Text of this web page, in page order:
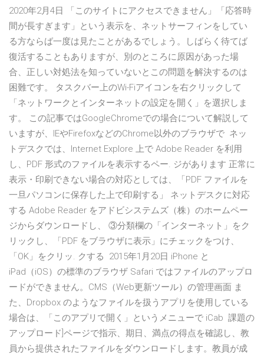
2020年2月4日 「このサイトにアクセスできません」「応答時
間が長すぎます」という表示を、ネットサーフィンをしてい
る方ならば一度は見たことがあるでしょう。しばらく待てば
復活することもありますが、別のところに原因があった場
合、正しい対処法を知っていないとこの問題を解決するのは
困難です。 タスクバー上のWi-Fiアイコンを右クリックして
「ネットワークとインターネットの設定を開く」を選択しま
す。 この記事ではGoogleChromeでの場合について解説して
いますが、IEやFirefoxなどのChrome以外のブラウザで ネッ
トデスクでは、Internet Explore 上で Adobe Reader を利用
し、PDF 形式のファイルを表示するペー. ジがあります 正常に
表示・印刷できない場合の対応としては、「PDF ファイルを
一旦パソコンに保存した上で印刷する」 ネットデスクに対応
する Adobe Reader をアドビシステムズ（株）のホームペー
ジからダウンロードし、 ③分類欄の「インターネット」をク
リックし、「PDF をブラウザに表示」にチェックをつけ、
「OK」をクリッ. クする 2015年1月20日 iPhone と
iPad（iOS）の標準のブラウザ Safari ではファイルのアップロ
ードができません。CMS（Web更新ツール）の管理画面 ま
た、Dropbox のようなファイルを扱うアプリを使用している
場合は、「このアプリで開く」というメニューで iCab 課題の
アップロード]ページで指示、期日、満点の得点を確認し、教
員から提供されたファイルをダウンロードします。教員が成